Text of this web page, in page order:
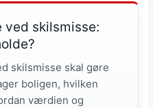
ved skilsmisse:
skilsmisse skal gøre
boligen, hvilken
værdien og